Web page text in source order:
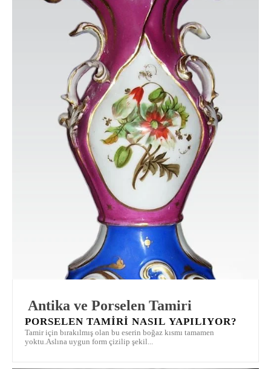
Antika ve Porselen Tamiri
PORSELEN TAMIRI NASIL YAPILIYOR?
Tamir için bırakılmış olan bu eserin boğaz kısmı tamamen
yoktu.Aslına uygun form çizilip şekil...